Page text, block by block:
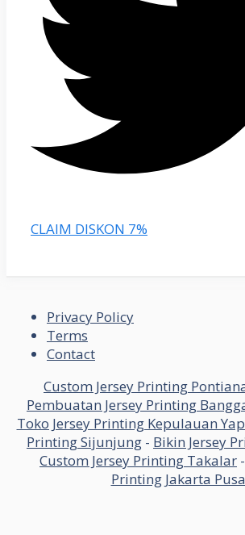
CLAIM DISKON 7%
Privacy Policy
Terms
Contact
Custom Jersey Printing
Pembuatan Jersey Printing
Toko Jersey Printing Kepulauan
Printing Sijunjung - Bikin Jersey
Custom Jersey Printing Takalar -
Printing Jakarta